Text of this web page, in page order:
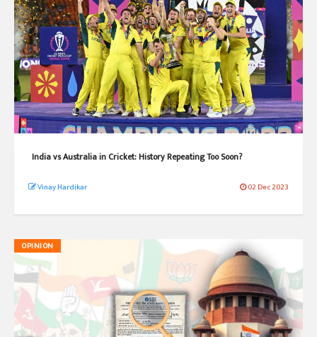
India vs Australia in Cricket: History Repeating Too Soon?
Vinay Hardikar 02 Dec 2023
OPINION